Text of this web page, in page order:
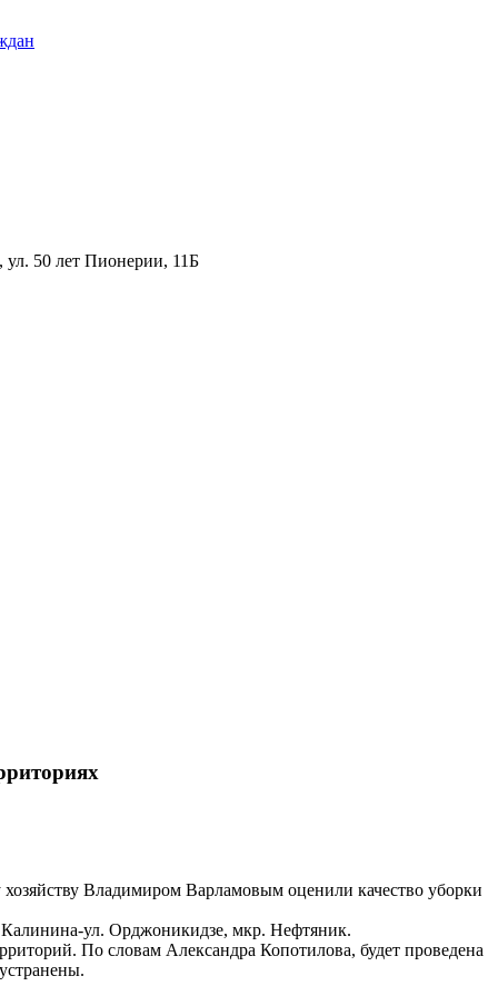
50 лет Пионерии, 11Б
Владимиром Варламовым оценили качество уборки
Калинина-ул. Орджоникидзе, мкр. Нефтяник.
По словам Александра Копотилова, будет проведена